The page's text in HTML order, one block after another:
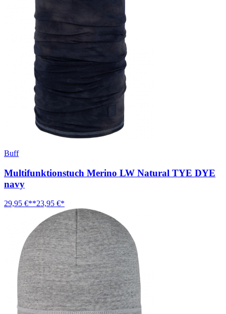
Buff
Multifunktionstuch Merino LW Natural TYE DYE
navy
29,95 €**23,95 €*